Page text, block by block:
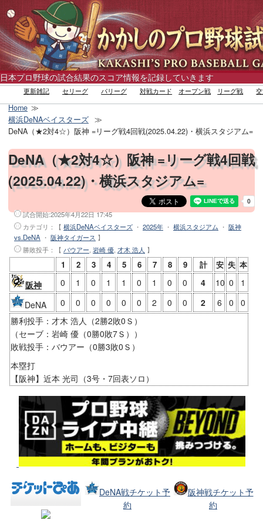
日本プロ野球の試合結果のスコア情報を記録していきます
更新雑記 セリーグ パリーグ 対戦カード オープン戦 リーグ戦
Home
横浜DeNAベイスターズ
DeNA（★2対4☆）阪神 =リーグ戦4回戦(2025.04.22)・横浜スタジアム=
DeNA（★2対4☆）阪神 =リーグ戦4回戦
(2025.04.22)・横浜スタジアム=
試合開始:2025年4月22日 17:45
カテゴリ：【 横浜DeNAベイスターズ ・ 2025年 ・ 横浜スタジアム ・ 阪神
vs.DeNA ・ 阪神タイガース 】
勝敗投手 ：【 バウアー, 岩崎 優, 才木 浩人 】
1 2 3 4 5 6 7 8 9 計 安 失 本
阪神 0 1 0 1 1 0 1 0 0 4 10 0
1
DeNA
0 0 0 0 0 0 2 0 0 2 6 0
0
勝利投手：才木 浩人（2勝2敗0Ｓ）
（セーブ：岩崎 優（0勝0敗7Ｓ））
敗戦投手：バウアー（0勝3敗0Ｓ）
本塁打
【阪神】近本 光司（3号・7回表ソロ）
DeNA戦チケット予
約
阪神戦チケット予
約